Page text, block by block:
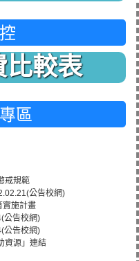
比較表
區
戒規範
公告校網)
實施計畫
公告校網)
公告校網)
資源」連結